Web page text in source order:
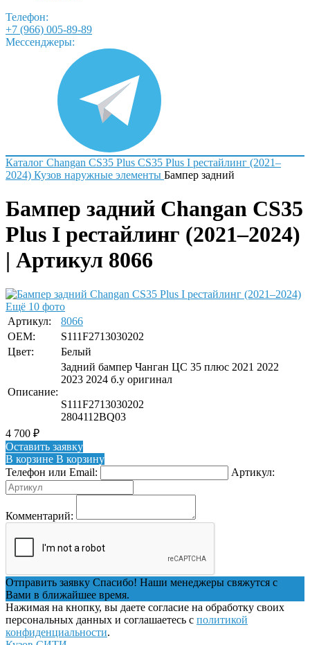
Телефон:
+7 (966) 005-89-89
Мессенджеры:
Каталог Changan CS35 Plus CS35 Plus I рестайлинг (2021–
2024) Кузов наружные элементы Бампер задний
Бампер задний Changan CS35
Plus I рестайлинг (2021–2024)
| Артикул 8066
Ещё 10 фото
Артикул:
8066
OEM:
S111F2713030202
Цвет:
Белый
Описание:
Задний бампер Чанган ЦС 35 плюс 2021 2022
2023 2024 б.у оригинал
S111F2713030202
2804112BQ03
4 700 ₽
Оставить заявку
В корзине В корзину
Телефон или Email:
Артикул:
Комментарий:
Отправить заявку Спасибо! Наши менеджеры свяжутся с
Вами в ближайшее время.
Нажимая на кнопку, вы даете согласие на обработку своих
персональных данных и соглашаетесь с политикой
конфиденциальности.